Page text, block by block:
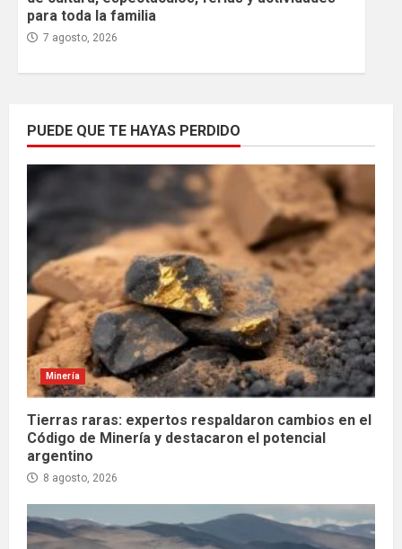
para toda la familia
7 agosto, 2026
PUEDE QUE TE HAYAS PERDIDO
Minería
Tierras raras: expertos respaldaron cambios en el
Código de Minería y destacaron el potencial
argentino
8 agosto, 2026